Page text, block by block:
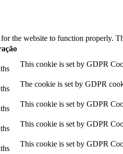
the website to function properly.
This cookie is set by GDPR
The cookie is set by GDPR
This cookie is set by GDPR
This cookie is set by GDPR
This cookie is set by GDPR